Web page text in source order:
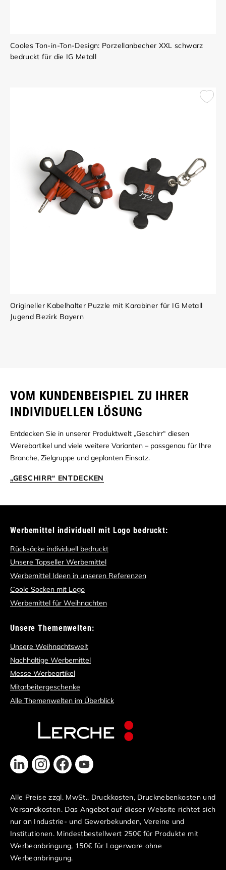
Cooles Ton-in-Ton-Design: Porzellanbecher XXL schwarz
bedruckt für die IG Metall
Origineller Kabelhalter Puzzle mit Karabiner für IG Metall
Jugend Bezirk Bayern
VOM KUNDENBEISPIEL ZU IHRER
INDIVIDUELLEN LÖSUNG
Entdecken Sie in unserer Produktwelt „Geschirr“ diesen
Werebartikel und viele weitere Varianten – passgenau für Ihre
Branche, Zielgruppe und geplanten Einsatz.
„GESCHIRR“ ENTDECKEN
Werbemittel individuell mit Logo bedruckt:
Rücksäcke individuell bedruckt
Unsere Topseller Werbemittel
Werbemittel Ideen in unseren Referenzen
Coole Socken mit Logo
Werbemittel für Weihnachten
Unsere Themenwelten:
Unsere Weihnachtswelt
Nachhaltige Werbemittel
Messe Werbeartikel
Mitarbeitergeschenke
Alle Themenwelten im Überblick
Alle Preise zzgl. MwSt., Druckkosten, Drucknebenkosten und
Versandkosten. Das Angebot auf dieser Website richtet sich
nur an Industrie- und Gewerbekunden, Vereine und
Institutionen. Mindestbestellwert 250€ für Produkte mit
Werbeanbringung, 150€ für Lagerware ohne
Werbeanbringung.